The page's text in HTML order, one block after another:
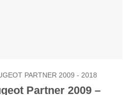
PARTNER 2009 - 2018
Partner 2009 –